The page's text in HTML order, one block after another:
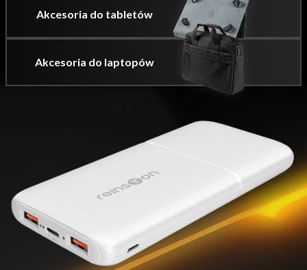
Akcesoria do tabletów
Akcesoria do laptopów